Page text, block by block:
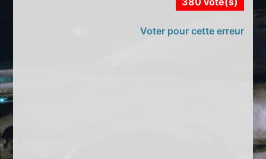
Voter pour cette erreur